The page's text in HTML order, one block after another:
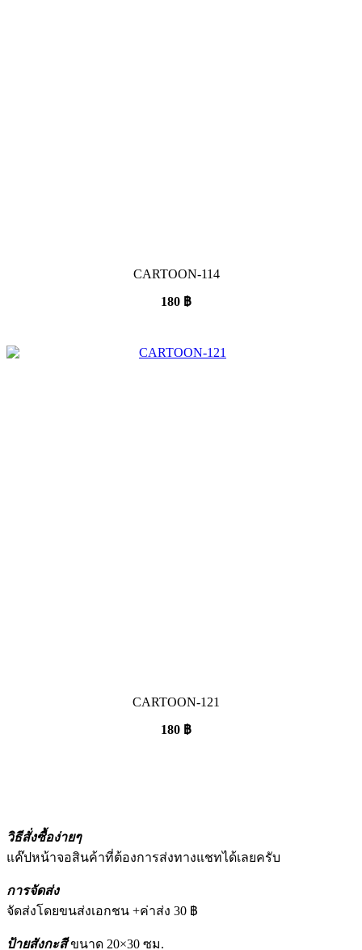
CARTOON-114
180 ฿
CARTOON-121
180 ฿
วิธีสั่งซื้อง่ายๆ
แค๊ปหน้าจอสินค้าที่ต้องการส่งทางแชทได้เลยครับ
การจัดส่ง
จัดส่งโดยขนส่งเอกชน +ค่าส่ง 30 ฿
ป้ายสังกะสีขนาด 20×30 ซม.